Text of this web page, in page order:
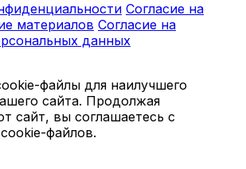
Согласие на
материалов Согласие на
данных
файлы для наилучшего
сайта. Продолжая
сайт, вы соглашаетесь с
файлов.